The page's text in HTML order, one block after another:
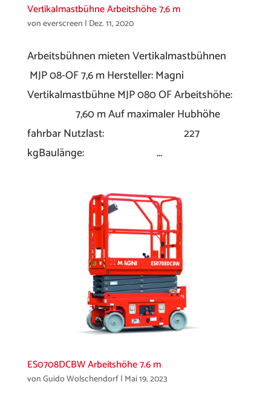
Vertikalmastbühne Arbeitshöhe 7,6 m
voneverscreen | Dez. 11, 2020
Arbeitsbühnen mieten Vertikalmastbühnen
MJP 08-OF 7,6 m Hersteller: Magni
Vertikalmastbühne MJP 080 OF Arbeitshöhe:
7,60 m Auf maximaler Hubhöhe
fahrbar Nutzlast: 227
kgBaulänge: ...
ES0708DCBW Arbeitshöhe 7.6 m
vonGuido Wolschendorf| Mai 19, 2023